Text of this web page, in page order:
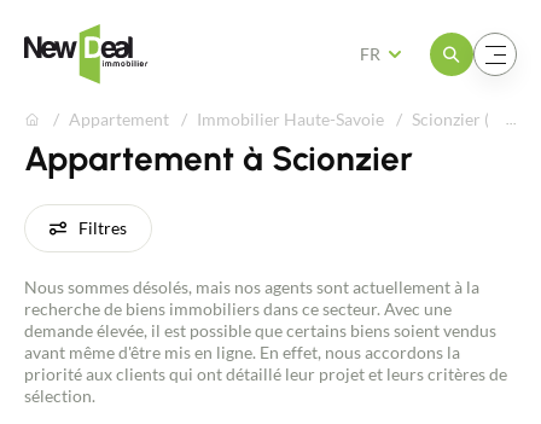
Ouvrir le menuOuvrir le menu
FR
Appartement Immobilier Haute-Savoie Scionzier (74950)
Appartement à Scionzier
Filtres
Nous sommes désolés, mais nos agents sont actuellement à la
recherche de biens immobiliers dans ce secteur. Avec une
demande élevée, il est possible que certains biens soient vendus
avant même d'être mis en ligne. En effet, nous accordons la
priorité aux clients qui ont détaillé leur projet et leurs critères de
sélection.